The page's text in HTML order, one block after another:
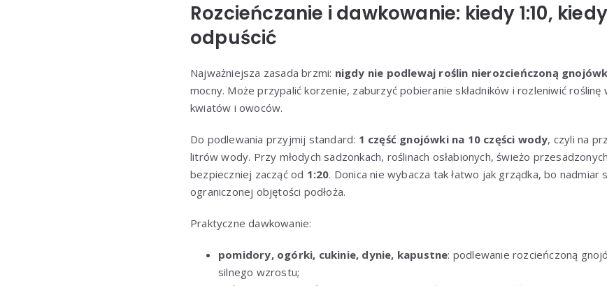
Rozcieńczanie i dawkowanie: kiedy 1:10,
odpuścić
Najważniejsza zasada brzmi: nigdy nie podlewaj roślin nierozcieńczoną
mocny. Może przypalić korzenie, zaburzyć pobieranie składników i rozleniwić
kwiatów i owoców.
Do podlewania przyjmij standard: 1 część gnojówki na 10 części wody, czyli na
litrów wody. Przy młodych sadzonkach, roślinach osłabionych, świeżo
bezpieczniej zacząć od 1:20. Donica nie wybacza tak łatwo jak grządka, bo nadmiar
ograniczonej objętości podłoża.
Praktyczne dawkowanie:
pomidory, ogórki, cukinie, dynie, kapustne: podlewanie rozcieńczoną
silnego wzrostu;